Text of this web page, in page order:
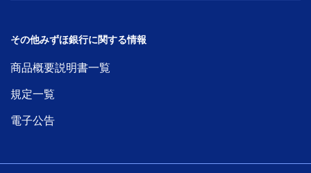
その他みずほ銀行に関する情報
商品概要説明書一覧
規定一覧
電子公告